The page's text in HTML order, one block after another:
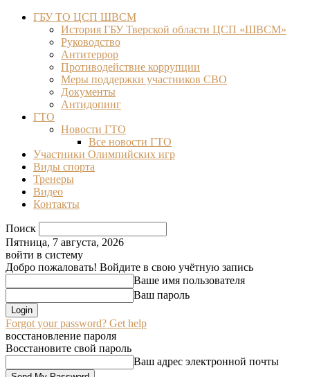
ГБУ ТО ЦСП ШВСМ
История ГБУ Тверской области ЦСП «ШВСМ»
Руководство
Антитеррор
Противодействие коррупции
Меры поддержки участников СВО
Документы
Антидопинг
ГТО
Новости ГТО
Все новости ГТО
Участники Олимпийских игр
Виды спорта
Тренеры
Видео
Контакты
Поиск
Пятница, 7 августа, 2026
войти в систему
Добро пожаловать! Войдите в свою учётную запись
Ваше имя пользователя
Ваш пароль
Forgot your password? Get help
восстановление пароля
Восстановите свой пароль
Ваш адрес электронной почты